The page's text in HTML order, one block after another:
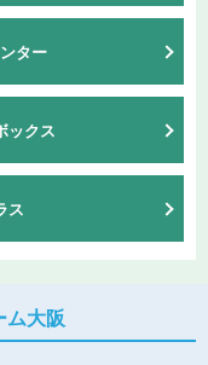
ター
ックス
ス
ム大阪